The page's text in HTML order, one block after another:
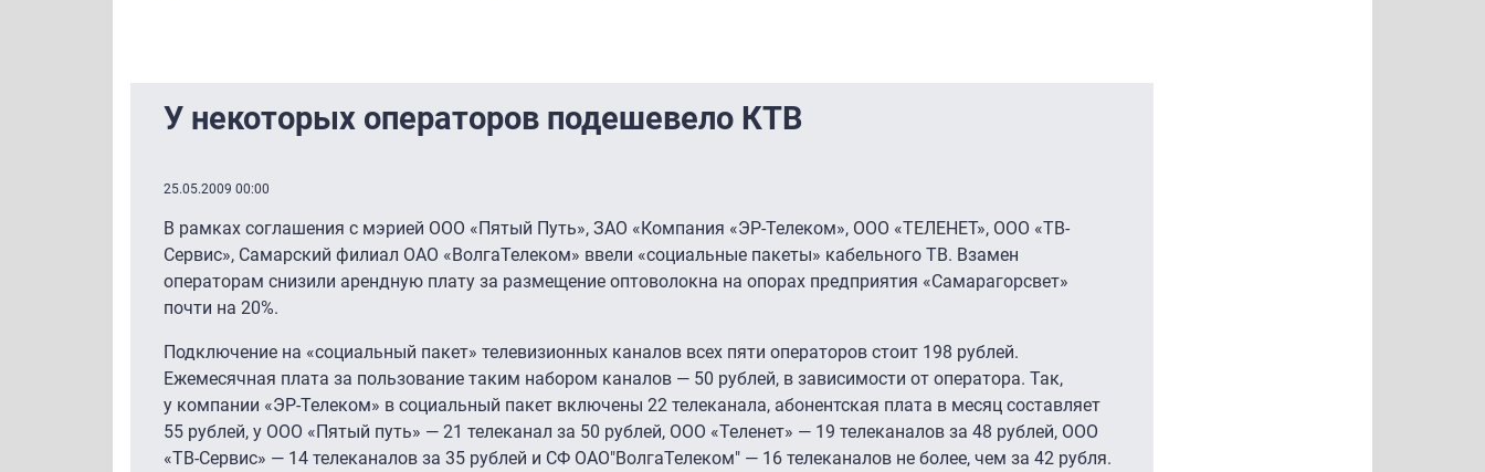
У некоторых операторов подешевело КТВ
25.05.2009 00:00
В рамках соглашения с мэрией ООО «Пятый Путь», ЗАО «Компания «ЭР-Телеком», ООО «ТЕЛЕНЕТ», ООО «ТВ-
Сервис», Самарский филиал ОАО «ВолгаТелеком» ввели «социальные пакеты» кабельного ТВ. Взамен
операторам снизили арендную плату за размещение оптоволокна на опорах предприятия «Самарагорсвет»
почти на 20%.
Подключение на «социальный пакет» телевизионных каналов всех пяти операторов стоит 198 рублей.
Ежемесячная плата за пользование таким набором каналов — 50 рублей, в зависимости от оператора. Так,
у компании «ЭР-Телеком» в социальный пакет включены 22 телеканала, абонентская плата в месяц составляет
55 рублей, у ООО «Пятый путь» — 21 телеканал за 50 рублей, ООО «Теленет» — 19 телеканалов за 48 рублей, ООО
«ТВ-Сервис» — 14 телеканалов за 35 рублей и СФ ОАО"ВолгаТелеком" — 16 телеканалов не более, чем за 42 рубля.